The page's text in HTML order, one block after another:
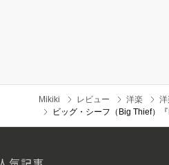
Mikiki レビュー 洋楽
洋
ビッグ・シーフ（Big Thief）